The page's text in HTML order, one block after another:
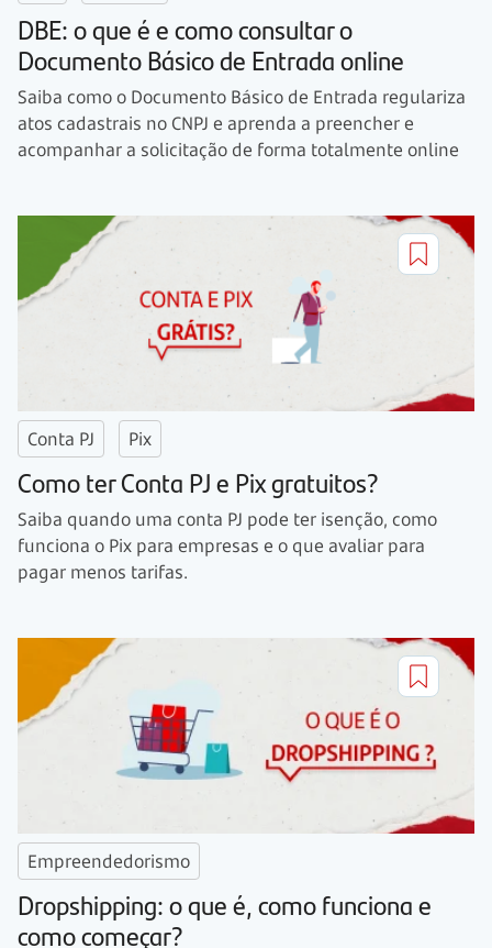
DBE: o que é e como consultar o
Documento Básico de Entrada online
Saiba como o Documento Básico de Entrada regulariza
atos cadastrais no CNPJ e aprenda a preencher e
acompanhar a solicitação de forma totalmente online
Conta PJ Pix
Como ter Conta PJ e Pix gratuitos?
Saiba quando uma conta PJ pode ter isenção, como
funciona o Pix para empresas e o que avaliar para
pagar menos tarifas.
Empreendedorismo
Dropshipping: o que é, como funciona e
como começar?